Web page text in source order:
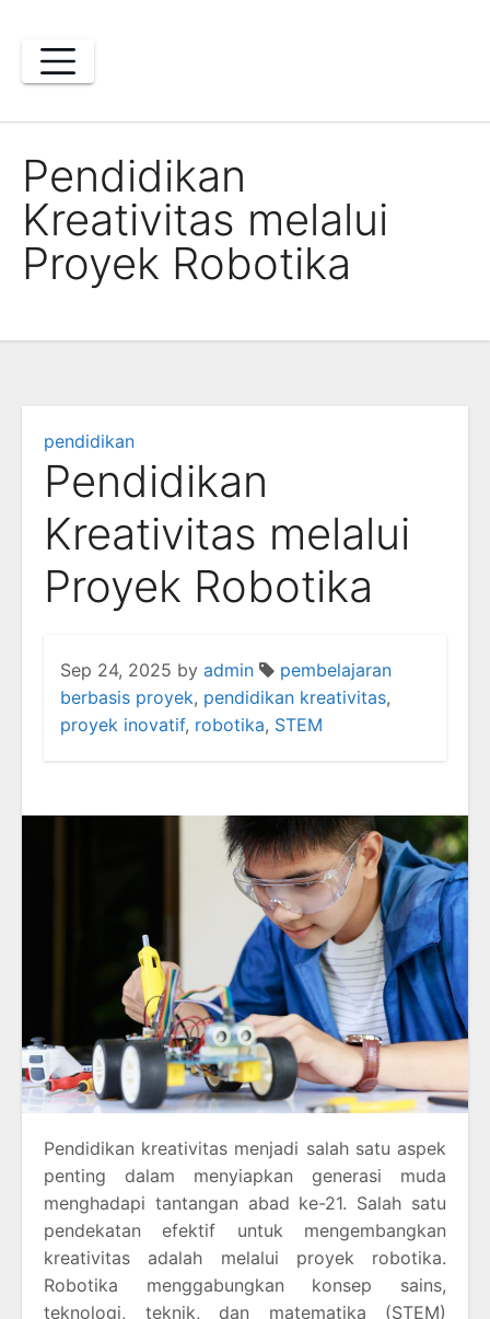
content
Pendidikan
Kreativitas melalui
Proyek Robotika
pendidikan
Pendidikan
Kreativitas melalui
Proyek Robotika
Sep 24, 2025 by admin
pembelajaran
berbasis proyek, pendidikan kreativitas,
proyek inovatif, robotika, STEM
Pendidikan kreativitas menjadi salah satu aspek
penting dalam menyiapkan generasi muda
menghadapi tantangan abad ke-21. Salah satu
pendekatan efektif untuk mengembangkan
kreativitas adalah melalui proyek robotika.
Robotika menggabungkan konsep sains,
teknologi, teknik, dan matematika (STEM)